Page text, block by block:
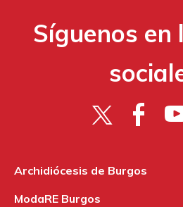
Síguenos en
Archidiócesis de Burgos
ModaRE Burgos